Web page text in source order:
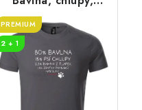
bahno
PREMIUM
2 + 1